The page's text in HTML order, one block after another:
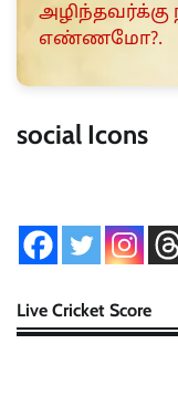
எண்ண‌மோ?.
social Icons
Live Cricket Score